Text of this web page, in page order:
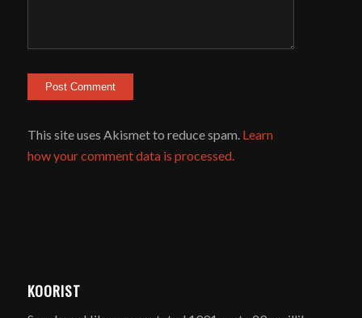
This site uses Akismet to reduce spam. Learn
how your comment data is processed.
KOORIST